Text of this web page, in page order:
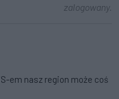
zalogowany.
em nasz region może coś